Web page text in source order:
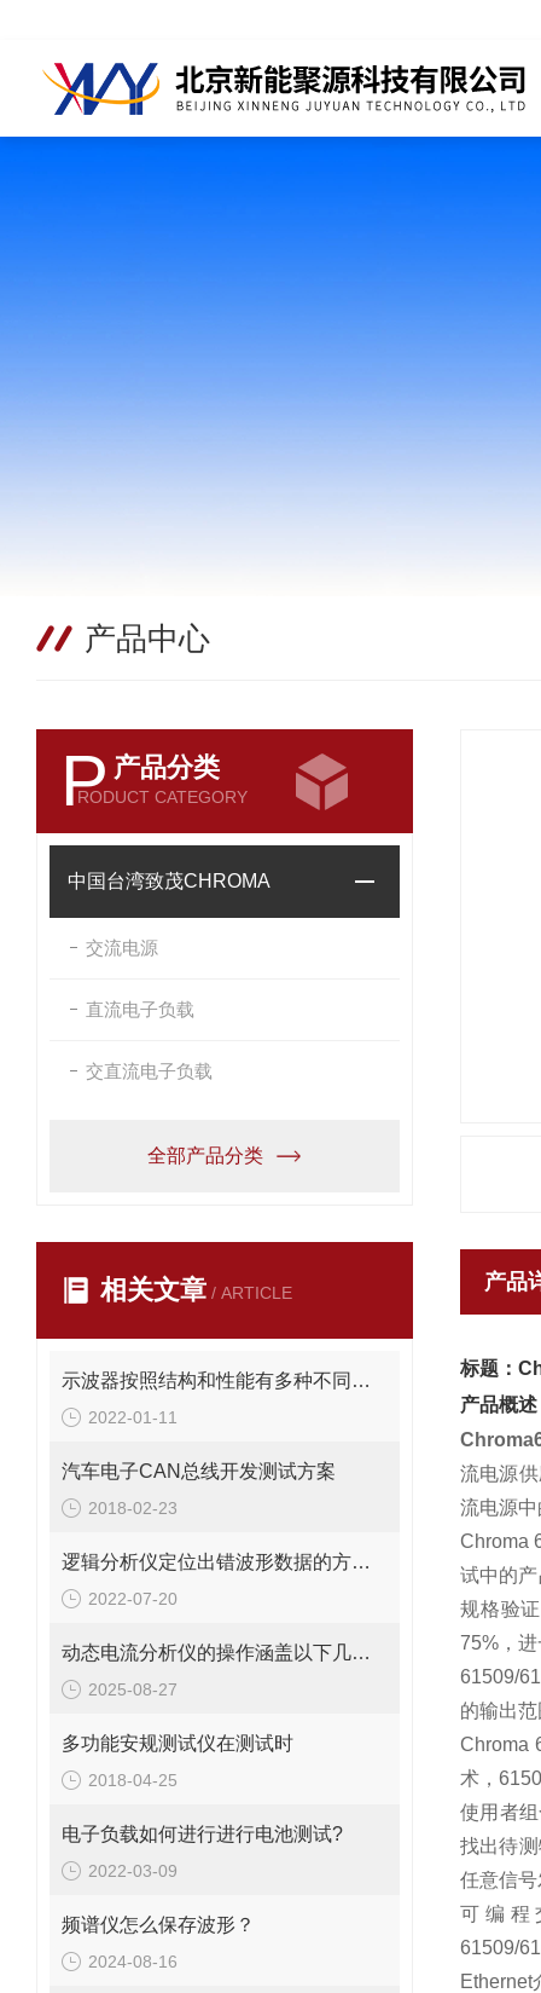
产品中心
P 产品分类
RODUCT CATEGORY
中国台湾致茂CHROMA
交流电源
直流电子负载
交直流电子负载
全部产品分类
相关文章 / ARTICLE
示波器按照结构和性能有多种不同分类
2022-01-11
汽车电子CAN总线开发测试方案
2018-02-23
逻辑分析仪定位出错波形数据的方法说明
2022-07-20
动态电流分析仪的操作涵盖以下几大步骤！
2025-08-27
多功能安规测试仪在测试时
2018-04-25
电子负载如何进行进行电池测试?
2022-03-09
频谱仪怎么保存波形？
2024-08-16
产品
标题：
产品概述
流电源
流电源
Chroma
试中的
规格验
75%，
61509/
的输出
Chroma
术，
使用者
找出待
任意信
可编程
61509/
Ethernet